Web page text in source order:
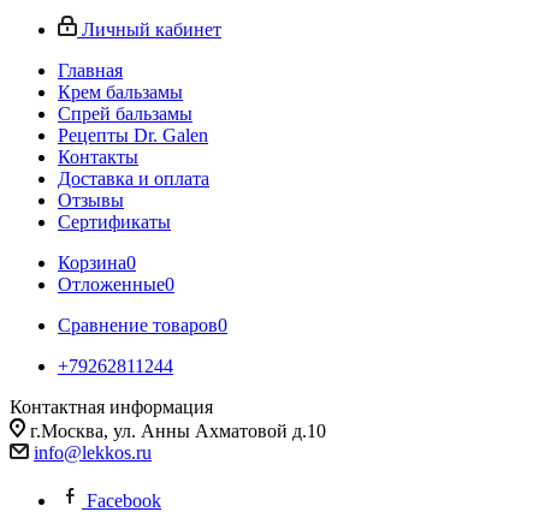
Личный кабинет
Главная
Крем бальзамы
Спрей бальзамы
Рецепты Dr. Galen
Контакты
Доставка и оплата
Отзывы
Сертификаты
Корзина0
Отложенные0
Сравнение товаров0
+79262811244
Контактная информация
г.Москва, ул. Анны Ахматовой д.10
info@lekkos.ru
Facebook